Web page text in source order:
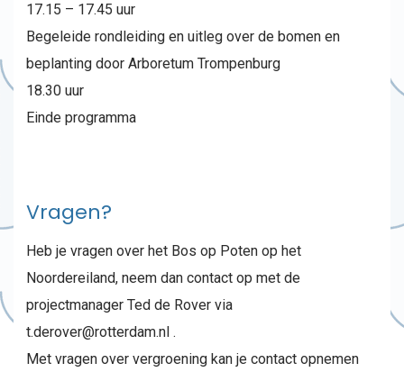
17.15 – 17.45 uur
Begeleide rondleiding en uitleg over de bomen en
beplanting door Arboretum Trompenburg
18.30 uur
Einde programma
Vragen?
Heb je vragen over het Bos op Poten op het
Noordereiland, neem dan contact op met de
projectmanager Ted de Rover via
t.derover@rotterdam.nl .
Met vragen over vergroening kan je contact opnemen